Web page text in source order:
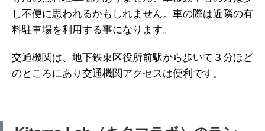
し不便に思われるかもしれません。車の際は近隣の有
料駐車場を利用する事になります。
交通機関は、地下鉄東区役所前駅から歩いて３分ほど
のところにあり交通機関アクセスは便利です。